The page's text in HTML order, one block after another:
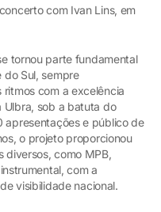
com Ivan Lins, em
tornou parte fundamental
do Sul, sempre
com a excelência
Ulbra, sob a batuta do
apresentações e público de
o projeto proporcionou
diversos, como MPB,
com a
visibilidade nacional.